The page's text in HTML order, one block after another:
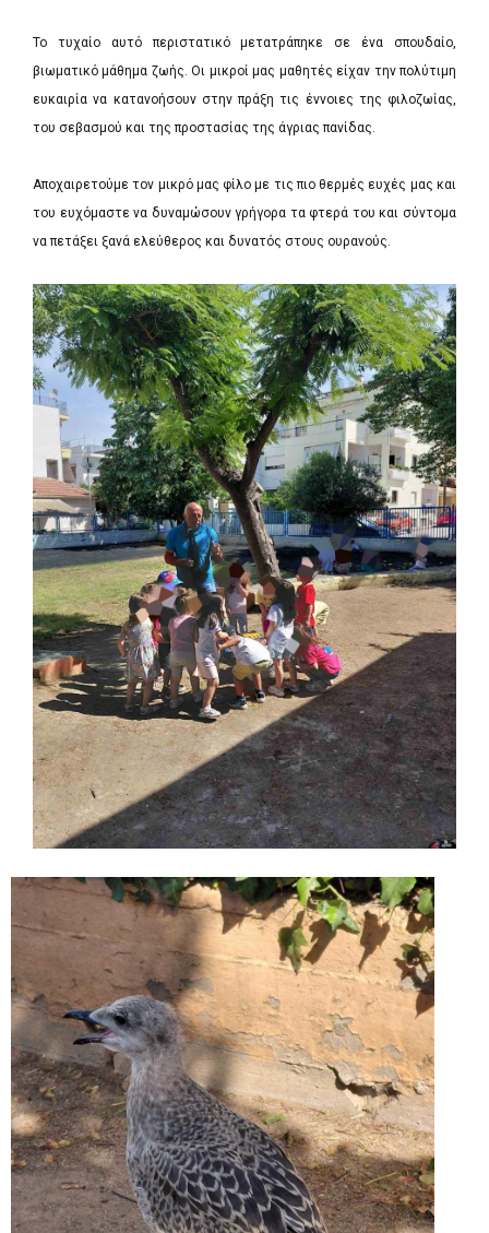
Το τυχαίο αυτό περιστατικό μετατράπηκε σε ένα σπουδαίο,
βιωματικό μάθημα ζωής. Οι μικροί μας μαθητές είχαν την πολύτιμη
ευκαιρία να κατανοήσουν στην πράξη τις έννοιες της φιλοζωίας,
του σεβασμού και της προστασίας της άγριας πανίδας.
Αποχαιρετούμε τον μικρό μας φίλο με τις πιο θερμές ευχές μας και
του ευχόμαστε να δυναμώσουν γρήγορα τα φτερά του και σύντομα
να πετάξει ξανά ελεύθερος και δυνατός στους ουρανούς.